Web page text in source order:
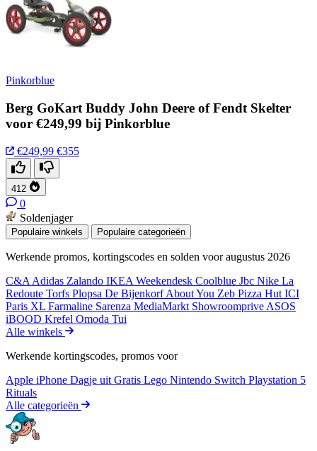
Pinkorblue
Berg GoKart Buddy John Deere of Fendt Skelter
voor €249,99 bij Pinkorblue
€249,99 €355
412
0
Soldenjager
Populaire winkels Populaire categorieën
Werkende promos, kortingscodes en solden voor augustus 2026
C&A Adidas Zalando IKEA Weekendesk Coolblue Jbc Nike La
Redoute Torfs Plopsa De BijenkorfAbout You Zeb Pizza Hut ICI
Paris XL Farmaline Sarenza MediaMarkt Showroomprive ASOS
iBOOD Krefel Omoda Tui
Alle winkels
Werkende kortingscodes, promos voor
Apple iPhone Dagje uit Gratis Lego Nintendo Switch Playstation 5
Rituals
Alle categorieën